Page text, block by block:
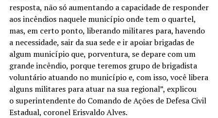
resposta, não só aumentando a capacidade de responder
aos incêndios naquele município onde tem o quartel,
mas, em certo ponto, liberando militares para, havendo
a necessidade, sair da sua sede e ir apoiar brigadas de
algum município que, porventura, se depare com um
grande incêndio, porque teremos grupo de brigadista
voluntário atuando no município e, com isso, você libera
alguns militares para atuar na sua regional”, explicou
o superintendente do Comando de Ações de Defesa Civil
Estadual, coronel Erisvaldo Alves.